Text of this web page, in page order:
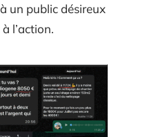
un public désireux
l’action.